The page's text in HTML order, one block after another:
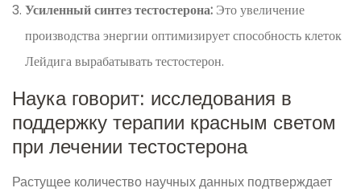
Усиленный синтез тестостерона: Это увеличение
производства энергии оптимизирует способность клеток
Лейдига вырабатывать тестостерон.
Наука говорит: исследования в
поддержку терапии красным светом
при лечении тестостерона
Растущее количество научных данных подтверждает